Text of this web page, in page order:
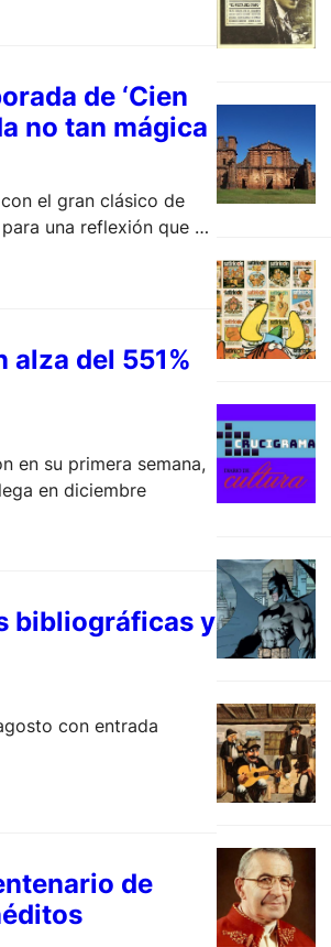
de ‘Cien
no tan mágica
el gran clásico de
una reflexión que no
del 551%
en su primera semana,
en diciembre
bibliográficas y
con entrada
de